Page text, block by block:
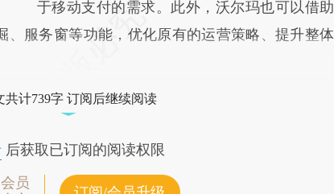
于移动支付的需求。此外，沃尔玛也可以借助
、服务窗等功能，优化原有的运营策略、提升整体
共计739字 订阅后继续阅读
后获取已订阅的阅读权限
员